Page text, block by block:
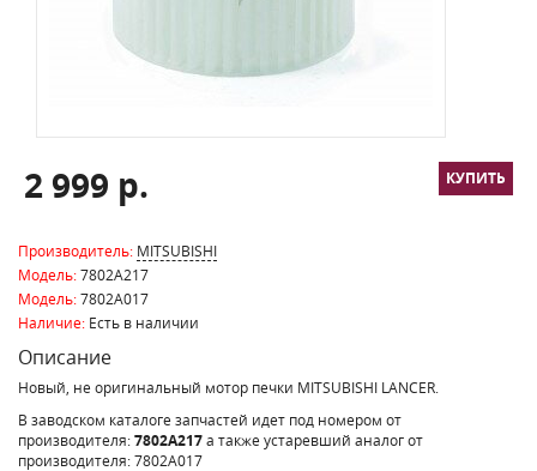
2 999 р.
Производитель: MITSUBISHI
Модель:7802A217
Модель:7802A017
Наличие: Есть в наличии
Описание
Новый, не оригинальный мотор печки MITSUBISHI LANCER.
В заводском каталоге запчастей идет под номером от
производителя:7802A217а также устаревший аналог от
производителя: 7802A017